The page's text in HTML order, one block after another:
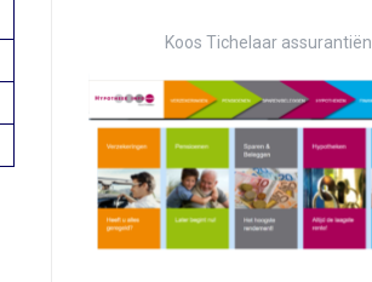
Koos Tichelaar assurantiën